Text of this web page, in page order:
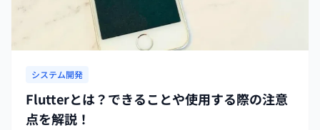
システム開発
Flutterとは？できることや使用する際の注意
点を解説！